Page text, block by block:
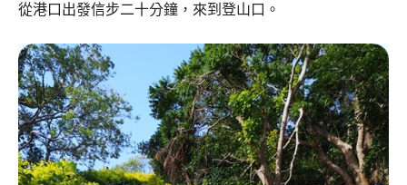
從港口出發信步二十分鐘，來到登山口。